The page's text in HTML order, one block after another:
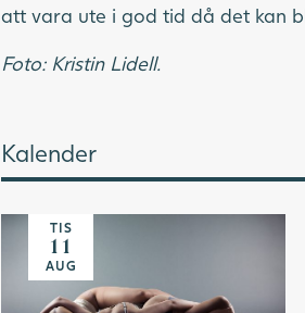
att vara ute i god tid då det kan
Foto: Kristin Lidell.
Kalender
TIS
11
AUG